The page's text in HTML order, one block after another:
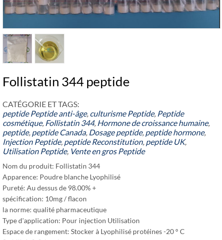
Follistatin 344 peptide
CATÉGORIE ET ​​TAGS:
peptide Peptide anti-âge, culturisme Peptide, Peptide
cosmétique, Follistatin 344, Hormone de croissance humaine,
peptide, peptide Canada, Dosage peptide, peptide hormone,
Injection Peptide, peptide Reconstitution, peptide UK,
Utilisation Peptide, Vente en gros Peptide
Nom du produit: Follistatin 344
Apparence: Poudre blanche Lyophilisé
Pureté: Au dessus de 98.00% +
spécification: 10mg / flacon
la norme: qualité pharmaceutique
Type d'application: Pour injection Utilisation
Espace de rangement: Stocker à Lyophilisé protéines -20 ° C